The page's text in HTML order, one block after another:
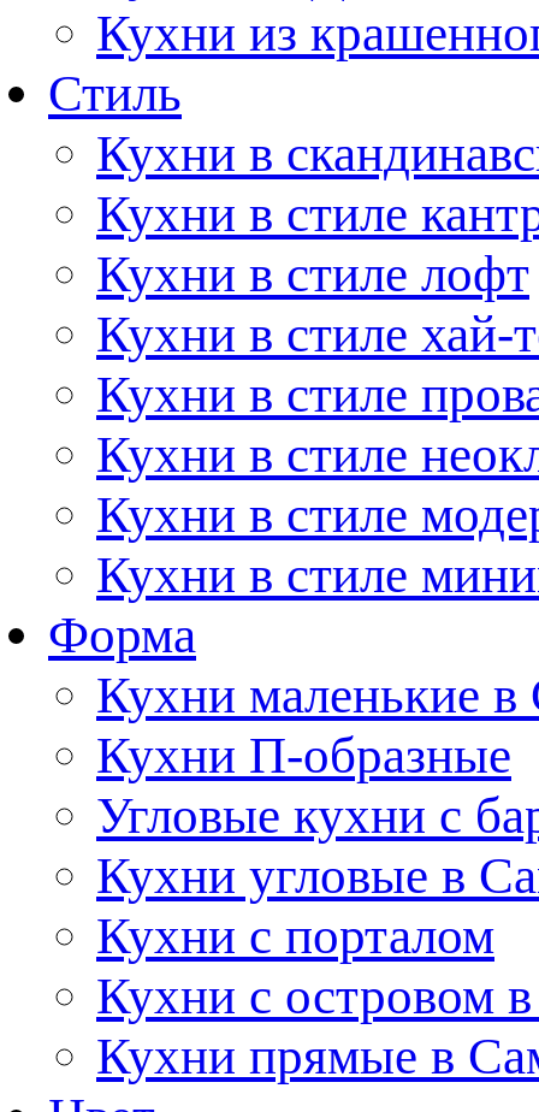
Кухни из
Стиль
Кухни в
Кухни в стиле
Кухни в стиле лофт
Кухни в стиле хай-
Кухни в стиле
Кухни в стиле
Кухни в стиле
Кухни в стиле
Форма
Кухни маленькие в
Кухни П-образные
Угловые кухни с
Кухни угловые в
Кухни с порталом
Кухни с островом
Кухни прямые в